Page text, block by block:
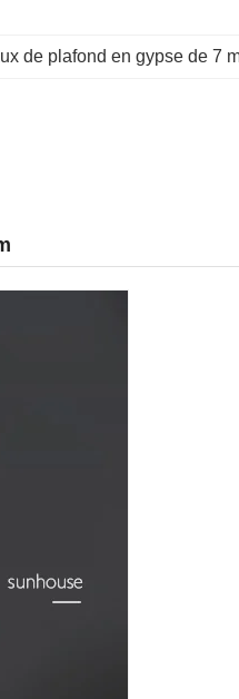
de plafond en gypse de 7